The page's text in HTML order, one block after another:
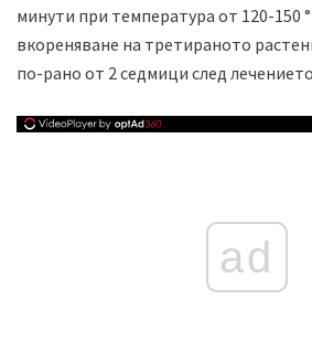
минути при температура от 120-150
вкореняване на третираното
по-рано от 2 седмици след
ad